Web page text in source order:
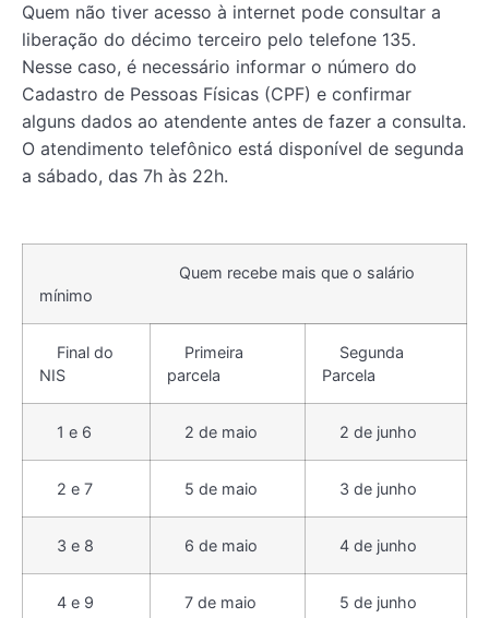
Quem não tiver acesso à internet pode consultar a
liberação do décimo terceiro pelo telefone 135.
Nesse caso, é necessário informar o número do
Cadastro de Pessoas Físicas (CPF) e confirmar
alguns dados ao atendente antes de fazer a consulta.
O atendimento telefônico está disponível de segunda
a sábado, das 7h às 22h.
Quem recebe mais que o salário
mínimo
Final do
NIS
Primeira
parcela
Segunda
Parcela
1 e 6 2 de maio 2 de junho
2 e 7 5 de maio 3 de junho
3 e 8 6 de maio 4 de junho
4 e 9 7 de maio 5 de junho